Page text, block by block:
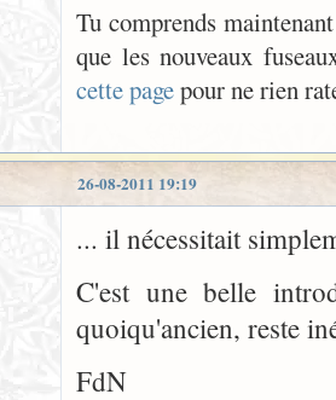
Tu comprends
que les nouveaux
cette pagepour ne rien
26-08-2011 19:19
... il nécessitait
C'est une belle
quoiqu'ancien, reste
FdN